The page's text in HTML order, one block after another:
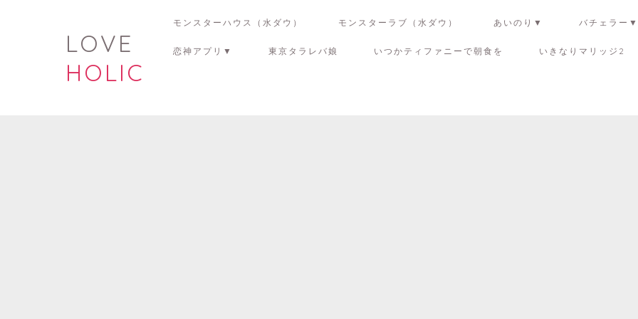
LOVE
HOLIC
モンスターハウス（水ダウ） モンスターラブ（水ダウ） あいのり▼ バチェラー▼
恋神アプリ▼ 東京タラレバ娘 いつかティファニーで朝食を いきなりマリッジ2